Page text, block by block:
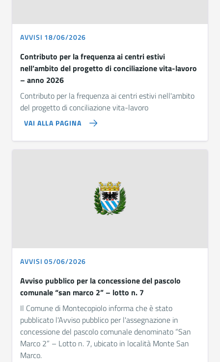
AVVISI 18/06/2026
Contributo per la frequenza ai centri estivi
nell’ambito del progetto di conciliazione vita-lavoro
– anno 2026
Contributo per la frequenza ai centri estivi nell'ambito
del progetto di conciliazione vita-lavoro
VAI ALLA PAGINA
AVVISI 05/06/2026
Avviso pubblico per la concessione del pascolo
comunale “san marco 2” – lotto n. 7
Il Comune di Montecopiolo informa che è stato
pubblicato l'Avviso pubblico per l'assegnazione in
concessione del pascolo comunale denominato “San
Marco 2” – Lotto n. 7, ubicato in località Monte San
Marco.